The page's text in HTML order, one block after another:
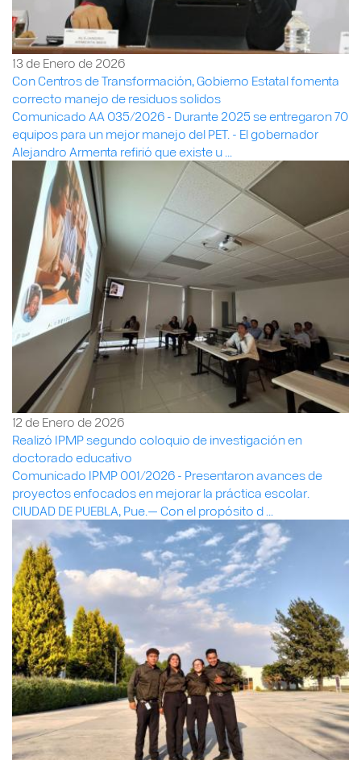
13 de Enero de 2026
Con Centros de Transformación, Gobierno Estatal fomenta
correcto manejo de residuos solidos
Comunicado AA 035/2026 - Durante 2025 se entregaron 70
equipos para un mejor manejo del PET. - El gobernador
Alejandro Armenta refirió que existe u ...
12 de Enero de 2026
Realizó IPMP segundo coloquio de investigación en
doctorado educativo
Comunicado IPMP 001/2026 - Presentaron avances de
proyectos enfocados en mejorar la práctica escolar.
CIUDAD DE PUEBLA, Pue.— Con el propósito d ...